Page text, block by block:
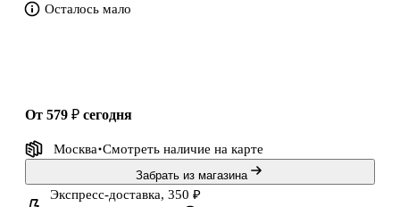
Осталось мало
от 579 ₽ сегодня
Москва Смотреть наличие на карте
Забрать из магазина
Экспресс-доставка, 350 ₽